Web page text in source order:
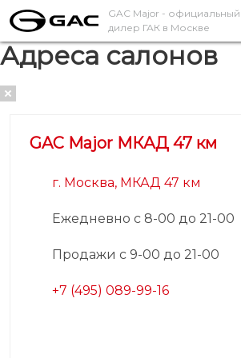
GAC Major - официальный
дилер ГАК в Москве
Адреса салонов
GAC Major МКАД 47 км
г. Москва, МКАД 47 км
Ежедневно с 8-00 до 21-00
Продажи с 9-00 до 21-00
+7 (495) 089-99-16